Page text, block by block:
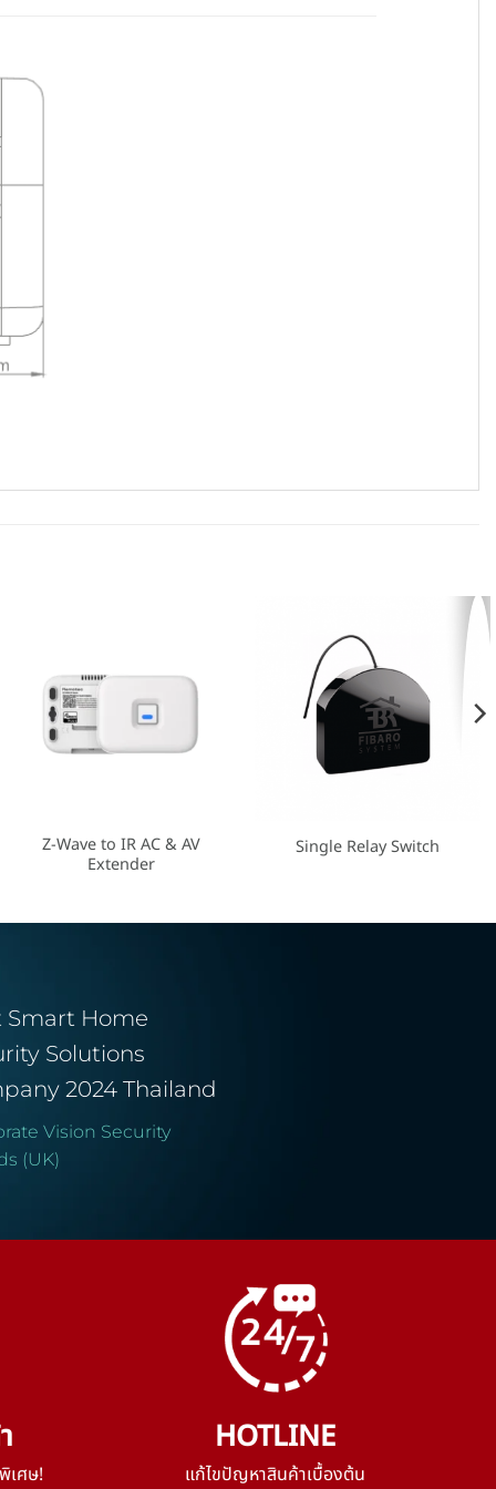
Z-Wave to IR AC & AV
Extender
Single Relay Switch
Smart Home
Solutions
2024 Thailand
Vision Security
(UK)
เศษ!
HOTLINE
แก้ไขปัญหาสินค้าเบื้องต้น